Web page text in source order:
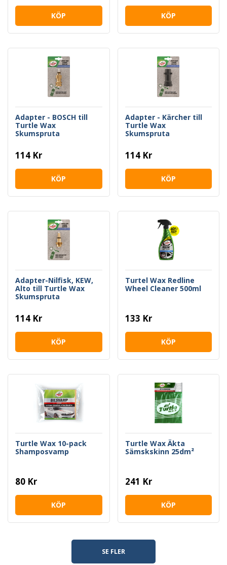
KÖP KÖP
Adapter - BOSCH till
Turtle Wax
Skumspruta
114 Kr
KÖP
Adapter - Kärcher till
Turtle Wax
Skumspruta
114 Kr
KÖP
Adapter-Nilfisk, KEW,
Alto till Turtle Wax
Skumspruta
114 Kr
KÖP
Turtel Wax Redline
Wheel Cleaner 500ml
133 Kr
KÖP
Turtle Wax 10-pack
Shamposvamp
80 Kr
KÖP
Turtle Wax Äkta
Sämskskinn 25dm²
241 Kr
KÖP
SE FLER